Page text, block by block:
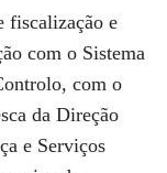
fiscalização e
com o Sistema
com o
da Direção
e Serviços